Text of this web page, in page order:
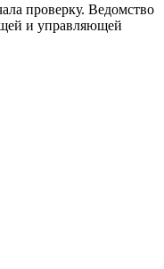
проверку. Ведомство
и управляющей